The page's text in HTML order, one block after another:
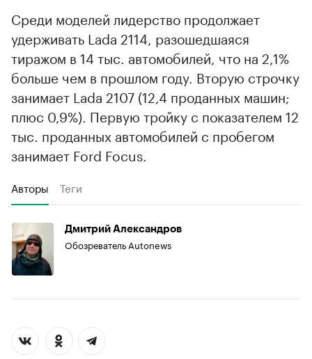
Среди моделей лидерство продолжает
удерживать Lada 2114, разошедшаяся
тиражом в 14 тыс. автомобилей, что на 2,1%
больше чем в прошлом году. Вторую строчку
занимает Lada 2107 (12,4 проданных машин;
плюс 0,9%). Первую тройку с показателем 12
тыс. проданных автомобилей с пробегом
занимает Ford Focus.
Авторы Теги
Дмитрий Александров
Обозреватель Autonews